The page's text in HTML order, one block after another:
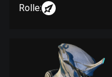
Rolle: